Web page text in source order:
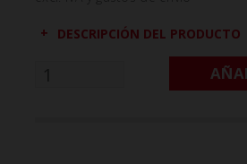
DESCRIPCIÓN DEL PRODUCTO